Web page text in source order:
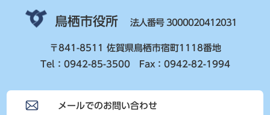
鳥栖市役所 法人番号 3000020412031
〒841-8511 佐賀県鳥栖市宿町1118番地
Tel：0942-85-3500 Fax：0942-82-1994
メールでのお問い合わせ